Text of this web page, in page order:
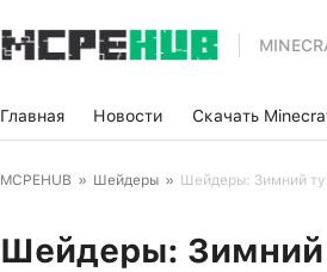
Главная Новости Скачать
MCPEHUB » Шейдеры » Шейдеры: Зимний
Шейдеры: Зимний